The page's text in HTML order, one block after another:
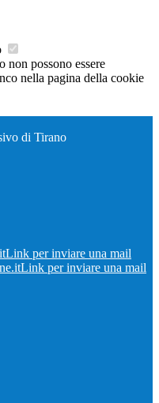
non possono essere
nella pagina della cookie
di Tirano
Link per inviare una mail
Link per inviare una mail